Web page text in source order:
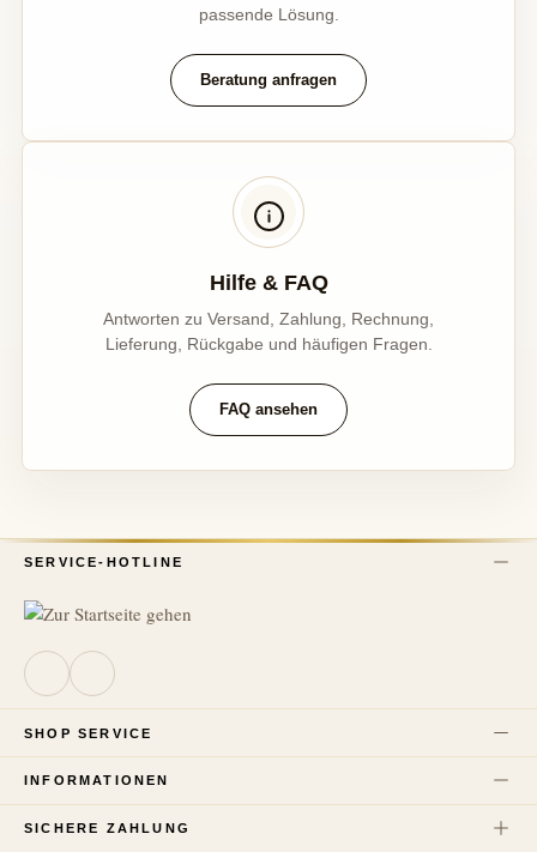
passende Lösung.
Beratung anfragen
Hilfe & FAQ
Antworten zu Versand, Zahlung, Rechnung,
Lieferung, Rückgabe und häufigen Fragen.
FAQ ansehen
SERVICE-HOTLINE
SHOP SERVICE
INFORMATIONEN
SICHERE ZAHLUNG